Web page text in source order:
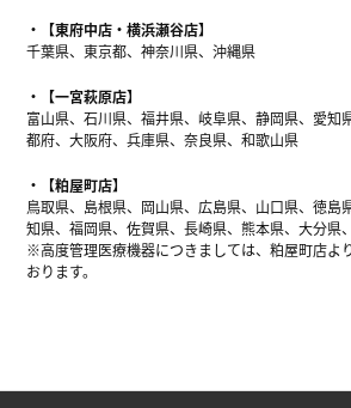
【東府中店・横浜瀬谷店】
千葉県、東京都、神奈川県、沖縄県
【一宮萩原店】
富山県、石川県、福井県、岐阜県、静岡県、愛知
都府、大阪府、兵庫県、奈良県、和歌山県
【粕屋町店】
鳥取県、島根県、岡山県、広島県、山口県、徳島
知県、福岡県、佐賀県、長崎県、熊本県、大分県
※高度管理医療機器につきましては、粕屋町店よ
おります。